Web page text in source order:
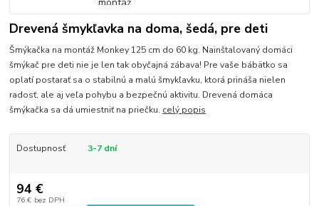
Drevená šmykľavka na doma, šedá, pre deti
Šmýkačka na montáž Monkey 125 cm do 60 kg. Nainštalovaný domáci
šmýkač pre deti nie je len tak obyčajná zábava! Pre vaše bábätko sa
oplatí postarať sa o stabilnú a malú šmykľavku, ktorá prináša nielen
radosť, ale aj veľa pohybu a bezpečnú aktivitu. Drevená domáca
šmýkačka sa dá umiestniť na priečku. celý popis
Dostupnosť 3-7 dní
94 €
76 € bez DPH